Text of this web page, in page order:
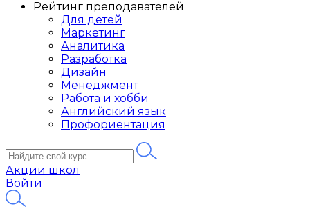
Рейтинг преподавателей
Для детей
Маркетинг
Аналитика
Разработка
Дизайн
Менеджмент
Работа и хобби
Английский язык
Профориентация
Акции школ
Войти